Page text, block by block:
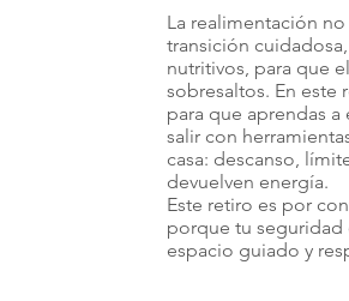
La realimentación no
transición
nutritivos, para que
sobresaltos. En este
para que aprendas a
salir con
casa: descanso,
devuelven energía.
Este retiro es por
porque tu seguridad
espacio guiado y